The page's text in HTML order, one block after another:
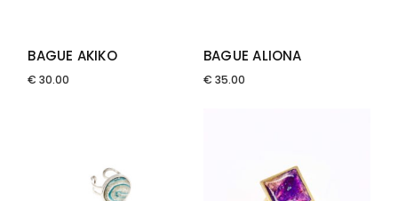
BAGUE AKIKO
€ 30.00
BAGUE ALIONA
€ 35.00